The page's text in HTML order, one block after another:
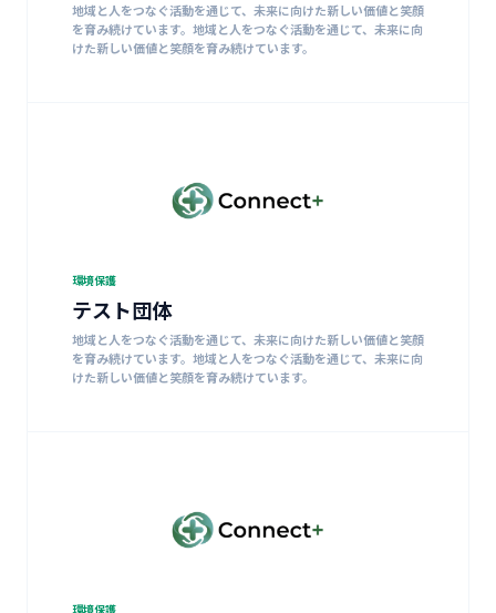
地域と人をつなぐ活動を通じて、未来に向けた新しい価値と笑顔
を育み続けています。地域と人をつなぐ活動を通じて、未来に向
けた新しい価値と笑顔を育み続けています。
環境保護
テスト団体
地域と人をつなぐ活動を通じて、未来に向けた新しい価値と笑顔
を育み続けています。地域と人をつなぐ活動を通じて、未来に向
けた新しい価値と笑顔を育み続けています。
環境保護